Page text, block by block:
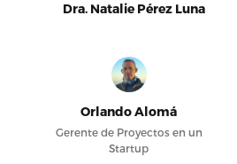
Dra. Natalie Pérez Luna
Orlando Alomá
Gerente de Proyectos en un
Startup